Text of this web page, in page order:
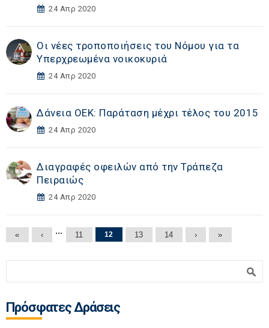
24 Απρ 2020
Οι νέες τροποποιήσεις του Νόμου για τα
Υπερχρεωμένα νοικοκυριά
24 Απρ 2020
Δάνεια ΟΕΚ: Παράταση μέχρι τέλος του 2015
24 Απρ 2020
Διαγραφές οφειλών από την Τράπεζα
Πειραιώς
24 Απρ 2020
Σελίδες
« ‹ … 11 12 13 14 › »
Πρόσφατες Δράσεις